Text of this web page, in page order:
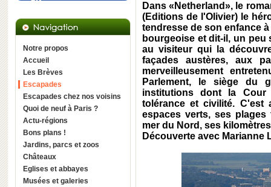
Notre propos
Accueil
Les Brèves
Escapades
Escapades chez nos voisins
Quoi de neuf à Paris ?
Actu-régions
Bons plans !
Jardins, parcs et zoos
Châteaux
Eglises et abbayes
Musées et galeries
Dans «Netherland», le
(Editions de l'Olivier) le
tendresse de son enfance
bourgeoise et dit-il, un peu
au visiteur qui la
façades austères, aux
merveilleusement
Parlement, le siège du
institutions dont la Cour
tolérance et civilité.
espaces verts, ses
mer du Nord, ses
Découverte avec Marianne